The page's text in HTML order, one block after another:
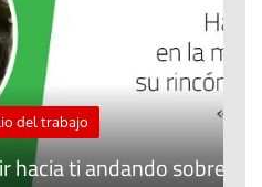
ti andando sobre el